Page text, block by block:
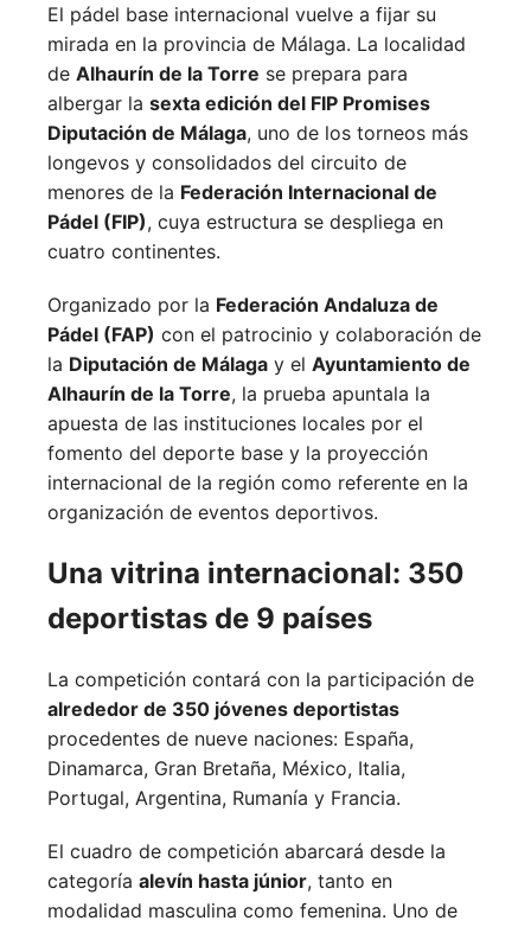
El pádel base internacional vuelve a fijar su
mirada en la provincia de Málaga. La localidad
de Alhaurín de la Torre se prepara para
albergar la sexta edición del FIP Promises
Diputación de Málaga, uno de los torneos más
longevos y consolidados del circuito de
menores de la Federación Internacional de
Pádel (FIP), cuya estructura se despliega en
cuatro continentes.
Organizado por la Federación Andaluza de
Pádel (FAP) con el patrocinio y colaboración de
la Diputación de Málaga y el Ayuntamiento de
Alhaurín de la Torre, la prueba apuntala la
apuesta de las instituciones locales por el
fomento del deporte base y la proyección
internacional de la región como referente en la
organización de eventos deportivos.
Una vitrina internacional: 350
deportistas de 9 países
La competición contará con la participación de
alrededor de 350 jóvenes deportistas
procedentes de nueve naciones: España,
Dinamarca, Gran Bretaña, México, Italia,
Portugal, Argentina, Rumanía y Francia.
El cuadro de competición abarcará desde la
categoría alevín hasta júnior, tanto en
modalidad masculina como femenina. Uno de